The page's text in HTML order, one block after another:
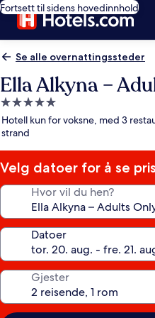
Fortsett til sidens hovedinnhold
Se alle overnattingssteder
Ella Alkyna –
Overnattingssted
med
5.0
stjerner
Hotell kun for voksne, med 3
strand
Velg datoer for å se
Hvor vil du hen?
Datoer
Gjester